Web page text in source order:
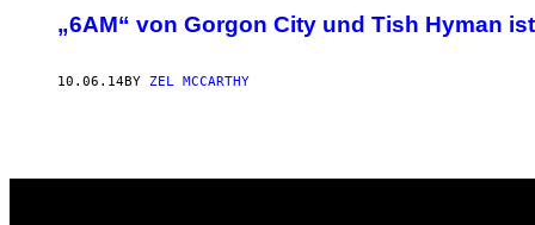
„6AM“ von Gorgon City und Tish Hyman
10.06.14BY ZEL MCCARTHY